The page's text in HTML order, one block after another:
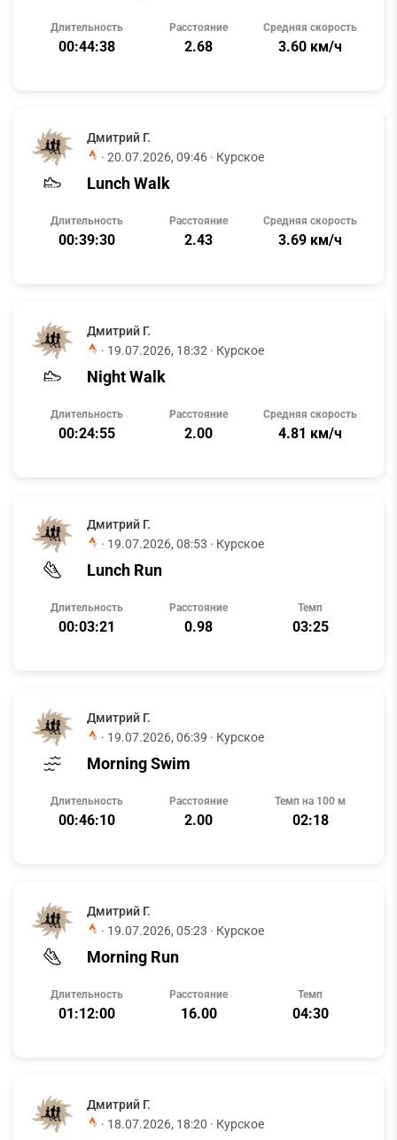
Длительность
00:44:38
Расстояние
2.68
Средняя скорость
3.60 км/ч
Дмитрий Г.
· 20.07.2026, 09:46 · Курское
Lunch Walk
Длительность
00:39:30
Расстояние
2.43
Средняя скорость
3.69 км/ч
Дмитрий Г.
· 19.07.2026, 18:32 · Курское
Night Walk
Длительность
00:24:55
Расстояние
2.00
Средняя скорость
4.81 км/ч
Дмитрий Г.
· 19.07.2026, 08:53 · Курское
Lunch Run
Длительность
00:03:21
Расстояние
0.98
Темп
03:25
Дмитрий Г.
· 19.07.2026, 06:39 · Курское
Morning Swim
Длительность
00:46:10
Расстояние
2.00
Темп на 100 м
02:18
Дмитрий Г.
· 19.07.2026, 05:23 · Курское
Morning Run
Длительность
01:12:00
Расстояние
16.00
Темп
04:30
Дмитрий Г.
· 18.07.2026, 18:20 · Курское